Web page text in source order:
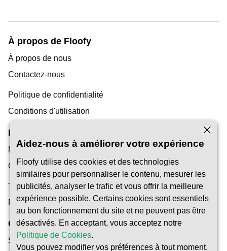
À propos de Floofy
À propos de nous
Contactez-nous
Politique de confidentialité
Conditions d'utilisation
Découverte
Notre blog
Centre d'aide
Trouver un gardien d'animaux
Devenir Pet Carer
Confiance et Sécurité
Sécurité
Aidez-nous à améliorer votre expérience
Floofy utilise des cookies et des technologies
similaires pour personnaliser le contenu, mesurer les
publicités, analyser le trafic et vous offrir la meilleure
expérience possible. Certains cookies sont essentiels
au bon fonctionnement du site et ne peuvent pas être
désactivés. En acceptant, vous acceptez notre
Politique de Cookies.
Vous pouvez modifier vos préférences à tout moment.